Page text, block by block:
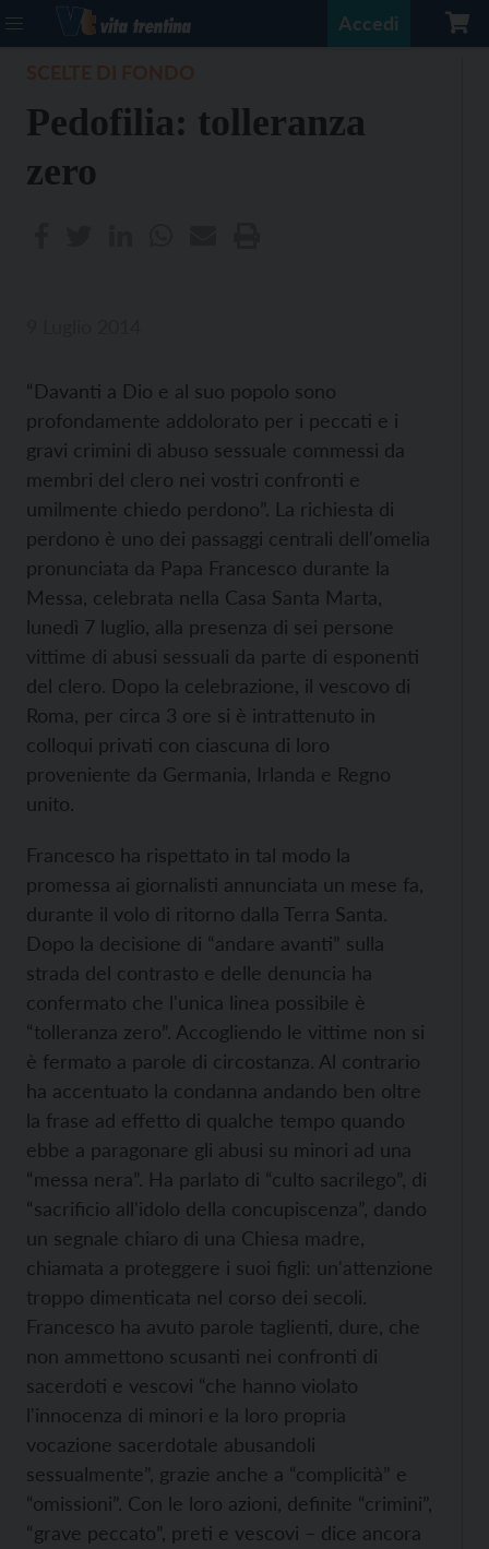
Accedi
Pedofilia: tolleranza
zero
“Davanti a Dio e al suo popolo sono
profondamente addolorato per i peccati e i
gravi crimini di abuso sessuale commessi da
membri del clero nei vostri confronti e
umilmente chiedo perdono”. La richiesta di
perdono è uno dei passaggi centrali dell'omelia
pronunciata da Papa Francesco durante la
Messa, celebrata nella Casa Santa Marta,
lunedì 7 luglio, alla presenza di sei persone
vittime di abusi sessuali da parte di esponenti
del clero. Dopo la celebrazione, il vescovo di
Roma, per circa 3 ore si è intrattenuto in
colloqui privati con ciascuna di loro
proveniente da Germania, Irlanda e Regno
unito.
Francesco ha rispettato in tal modo la
promessa ai giornalisti annunciata un mese fa,
durante il volo di ritorno dalla Terra Santa.
Dopo la decisione di “andare avanti” sulla
strada del contrasto e delle denuncia ha
confermato che l'unica linea possibile è
“tolleranza zero”. Accogliendo le vittime non si
è fermato a parole di circostanza. Al contrario
ha accentuato la condanna andando ben oltre
la frase ad effetto di qualche tempo quando
ebbe a paragonare gli abusi su minori ad una
“messa nera”. Ha parlato di “culto sacrilego”, di
“sacrificio all'idolo della concupiscenza”, dando
un segnale chiaro di una Chiesa madre,
chiamata a proteggere i suoi figli: un'attenzione
troppo dimenticata nel corso dei secoli.
Francesco ha avuto parole taglienti, dure, che
non ammettono scusanti nei confronti di
sacerdoti e vescovi “che hanno violato
l'innocenza di minori e la loro propria
vocazione sacerdotale abusandoli
sessualmente”, grazie anche a “complicità” e
“omissioni”. Con le loro azioni, definite “crimini”,
“grave peccato”, preti e vescovi – dice ancora